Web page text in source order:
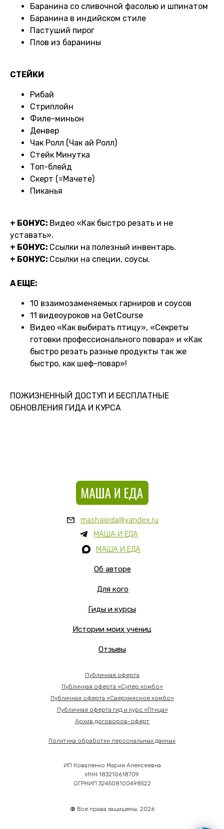
Баранина со сливочной фасолью и шпинатом
Баранина в индийском стиле
Пастуший пирог
Плов из баранины
СТЕЙКИ
Рибай
Стриплойн
Филе-миньон
Денвер
Чак Ролл (Чак ай Ролл)
Стейк Минутка
Топ-блейд
Скерт (=Мачете)
Пиканья
+ БОНУС: Видео «Как быстро резать и не
уставать».
+ БОНУС: Ссылки на полезный инвентарь.
+ БОНУС: Ссылки на специи, соусы.
А ЕЩЕ:
10 взаимозаменяемых гарниров и соусов
11 видеоуроков на GetCourse
Видео «Как выбирать птицу», «Секреты
готовки профессионального повара» и «Как
быстро резать разные продукты так же
быстро, как шеф-повар»!
ПОЖИЗНЕННЫЙ ДОСТУП И БЕСПЛАТНЫЕ
ОБНОВЛЕНИЯ ГИДА И КУРСА
mashaieda@yandex.ru
Публичная оферта «Супер комбо»
Публичная оферта «Сверхмясное комбо»
Публичная оферта гид и курс «Птица»
Архив договоров-оферт
Публичная оферта
Политика обработки персональных данных
ИП Коваленко Мария Алексеевна
ИНН 183210618709
ОГРНИП 324508100498522
© Все права защищены, 2026
Об авторе
Для кого
Отзывы
Гиды и курсы
Истории моих учениц
МАША И ЕДА
МАША И ЕДА